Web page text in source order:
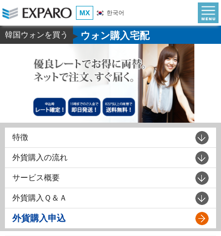
MX 한국어
韓国ウォンを買う ▶ウォン購入宅配
特徴
外貨購入の流れ
サービス概要
外貨購入Ｑ＆Ａ
外貨購入申込